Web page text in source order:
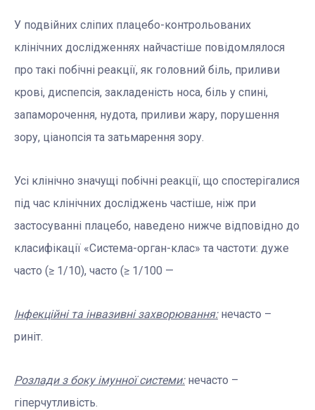
У подвійних сліпих плацебо-контрольованих
клінічних дослідженнях найчастіше повідомлялося
про такі побічні реакції, як головний біль, приливи
крові, диспепсія, закладеність носа, біль у спині,
запаморочення, нудота, приливи жару, порушення
зору, ціанопсія та затьмарення зору.
Усі клінічно значущі побічні реакції, що спостерігалися
під час клінічних досліджень частіше, ніж при
застосуванні плацебо, наведено нижче відповідно до
класифікації «Система-орган-клас» та частоти: дуже
часто (≥ 1/10), часто (≥ 1/100 —
Інфекційні та інвазивні захворювання:нечасто –
риніт.
Розлади з боку імунної системи:нечасто –
гіперчутливість.